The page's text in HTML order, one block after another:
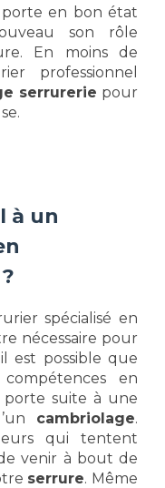
en bon état
son rôle
En moins de
professionnel
serrurerie pour
à un
spécialisé en
nécessaire pour
est possible que
en
suite à une
cambriolage.
qui tentent
venir à bout de
serrure. Même